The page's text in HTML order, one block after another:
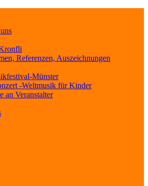
Referenzen, Auszeichnungen
Münster
-Weltmusik für Kinder
an Veranstalter